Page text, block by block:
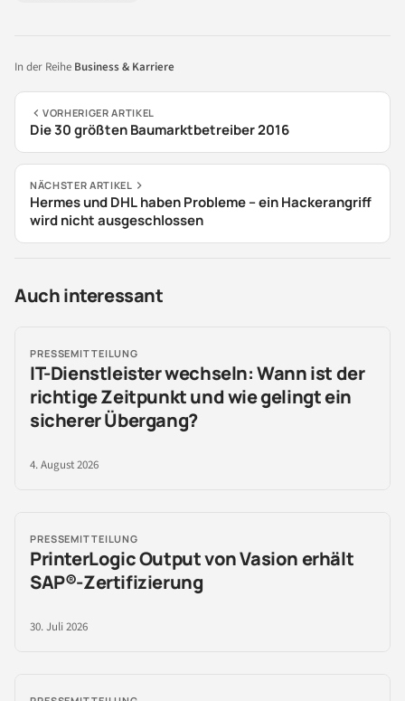
In der Reihe Business & Karriere
VORHERIGER ARTIKEL
Die 30 größten Baumarktbetreiber 2016
NÄCHSTER ARTIKEL
Hermes und DHL haben Probleme – ein Hackerangriff
wird nicht ausgeschlossen
Auch interessant
PRESSEMITTEILUNG
IT-Dienstleister wechseln: Wann ist der
richtige Zeitpunkt und wie gelingt ein
sicherer Übergang?
4. August 2026
PRESSEMITTEILUNG
PrinterLogic Output von Vasion erhält
SAP®-Zertifizierung
30. Juli 2026